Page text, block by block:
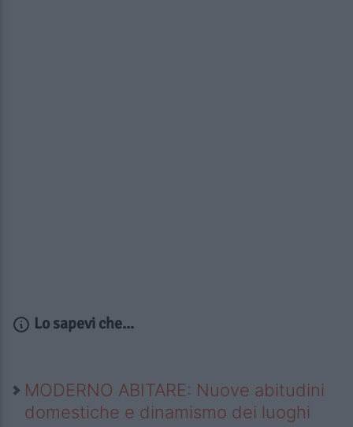
Lo sapevi che...
MODERNO ABITARE: Nuove abitudini
domestiche e dinamismo dei luoghi